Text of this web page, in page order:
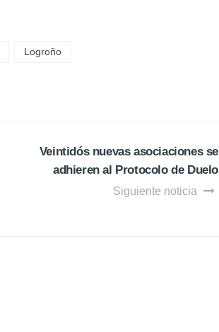
Logroño
Veintidós nuevas asociaciones se
adhieren al Protocolo de Duelo
Siguiente noticia